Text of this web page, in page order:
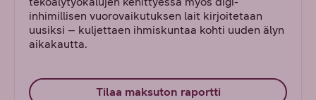
inhimillisen vuorovaikutuksen lait kirjoitetaan
uusiksi – kuljettaen ihmiskuntaa kohti uuden älyn
aikakautta.
Tilaa maksuton raportti